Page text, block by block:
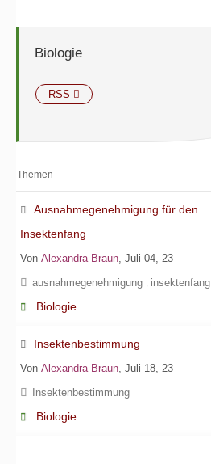
Biologie
RSS
Themen
Ausnahmegenehmigung für den
Insektenfang
Von Alexandra Braun, Juli 04, 23
ausnahmegenehmigung
insektenfang
Biologie
Insektenbestimmung
Von Alexandra Braun, Juli 18, 23
Insektenbestimmung
Biologie